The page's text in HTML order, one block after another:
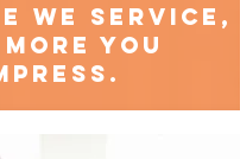
we service,
you